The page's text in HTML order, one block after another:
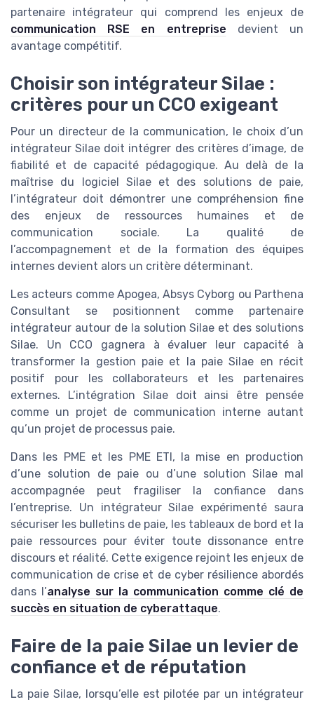
partenaire intégrateur qui comprend les enjeux de
communication RSE en entreprise devient un
avantage compétitif.
Choisir son intégrateur Silae :
critères pour un CCO exigeant
Pour un directeur de la communication, le choix d’un
intégrateur Silae doit intégrer des critères d’image, de
fiabilité et de capacité pédagogique. Au delà de la
maîtrise du logiciel Silae et des solutions de paie,
l’intégrateur doit démontrer une compréhension fine
des enjeux de ressources humaines et de
communication sociale. La qualité de
l’accompagnement et de la formation des équipes
internes devient alors un critère déterminant.
Les acteurs comme Apogea, Absys Cyborg ou Parthena
Consultant se positionnent comme partenaire
intégrateur autour de la solution Silae et des solutions
Silae. Un CCO gagnera à évaluer leur capacité à
transformer la gestion paie et la paie Silae en récit
positif pour les collaborateurs et les partenaires
externes. L’intégration Silae doit ainsi être pensée
comme un projet de communication interne autant
qu’un projet de processus paie.
Dans les PME et les PME ETI, la mise en production
d’une solution de paie ou d’une solution Silae mal
accompagnée peut fragiliser la confiance dans
l’entreprise. Un intégrateur Silae expérimenté saura
sécuriser les bulletins de paie, les tableaux de bord et la
paie ressources pour éviter toute dissonance entre
discours et réalité. Cette exigence rejoint les enjeux de
communication de crise et de cyber résilience abordés
dans l’analyse sur la communication comme clé de
succès en situation de cyberattaque.
Faire de la paie Silae un levier de
confiance et de réputation
La paie Silae, lorsqu’elle est pilotée par un intégrateur